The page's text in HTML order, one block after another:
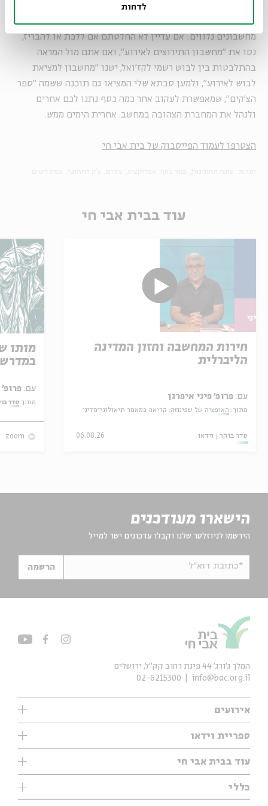
לדחות
עד שזה יקרה קמה סביב המחשבון הזה תעשייה שלמה של
מחשבונים נלווים: אם עדיין לא החלטתם אם ללכת או להבריז,
נסו את "מחשבון התירוצים לאירוע", ואם אתם מול המראה
בהתלבטות בין לבוש רשמי לקז'ואל, ישנו "מחשבון למציאת
לבוש לאירוע", ולמען סבתא שלי המציאו גם תוכנה ששמה "ספר
הצ'קים", שמאפשרת לעקוב אחר כמה כסף נתנו לכם אחרים
ולנהל את המחברת הצהובה במחשב. אחרית הימים ממש.
הצטרפו לעמוד הפייסבוק של בית אבי חי
עוד בבית אבי חי
חירות המחשבה וחזון המדינה
הליברלית
עם: פרופ' פיני איפרגן
מתוך: האופציה של שפינוזה: קריאה במאמר תיאולוגי־מדיני
סדר בוקר וידאו 06.08.26
מותו
עם: פרופ' אביגדור שנאן
מתוך:סדר
zoom
הישארו מעודכנים
הירשמו לניוזלטר שלנו וקבלו עדכונים ישר למייל
*כתובת דוא"ל הרשמה
אירועים
עיון
אנגלית
נוער
ספריית וידאו
ילדים
מוזיקה
עיון
מיוחדים
עוד בבית אבי חי
תערוכות
מיוחדים
כללי
המלך ג'ורג' 44 פינת רחוב קק״ל, ירושלים
info@bac.org.il
02-6215300